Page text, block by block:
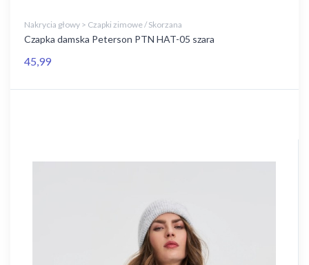
Nakrycia głowy > Czapki zimowe / Skorzana
Czapka damska Peterson PTN HAT-05 szara
45,99